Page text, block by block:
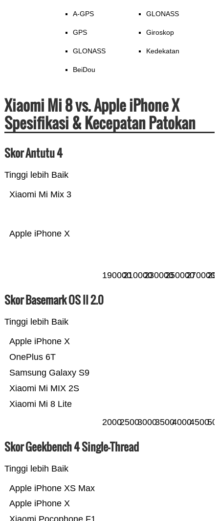
A-GPS
GPS
GLONASS
BeiDou
GLONASS
Giroskop
Kedekatan
Xiaomi Mi 8 vs. Apple iPhone X
Spesifikasi & Kecepatan Patokan
Skor Antutu 4
Tinggi lebih Baik
Apple iPhone X
Xiaomi Mi Mix 3
190000210000230000250000270000
Skor Basemark OS II 2.0
Tinggi lebih Baik
Xiaomi Mi 8 Lite
Xiaomi Mi MIX 2S
Samsung Galaxy S9
OnePlus 6T
Apple iPhone X
200025003000350040004500
Skor Geekbench 4 Single-Thread
Tinggi lebih Baik
Apple iPhone X
Apple iPhone XS Max